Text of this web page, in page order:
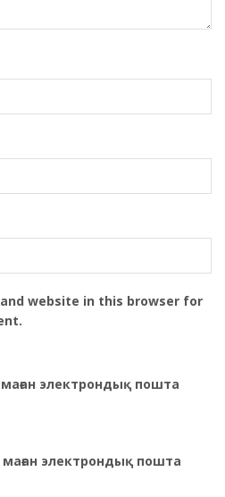
website in this browser for
маған электрондық пошта
электрондық пошта